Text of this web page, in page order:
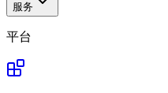
服务
平台